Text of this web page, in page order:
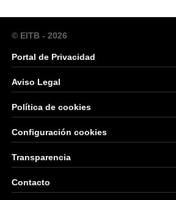
© EITB - 2026
Portal de Privacidad
Aviso Legal
Política de cookies
Configuración cookies
Transparencia
Contacto